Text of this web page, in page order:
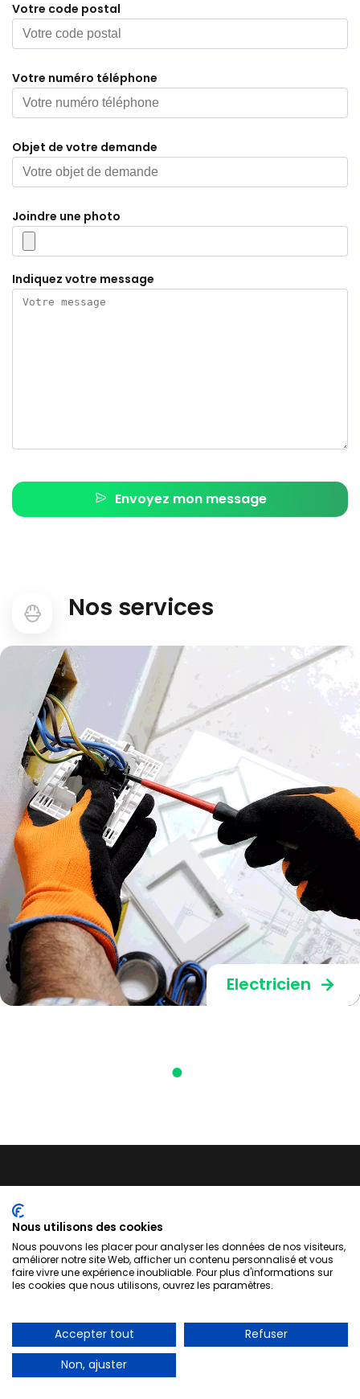
Votre code postal
Votre numéro téléphone
Objet de votre demande
Joindre une photo
Indiquez votre message
Envoyez mon message
Nos services
Electricien
Politique confidentialité
Nous utilisons des cookies
Nous pouvons les placer pour analyser les données de nos visiteurs,
améliorer notre site Web, afficher un contenu personnalisé et vous
faire vivre une expérience inoubliable. Pour plus d'informations sur
les cookies que nous utilisons, ouvrez les paramètres.
Accepter tout
Refuser
Non, ajuster